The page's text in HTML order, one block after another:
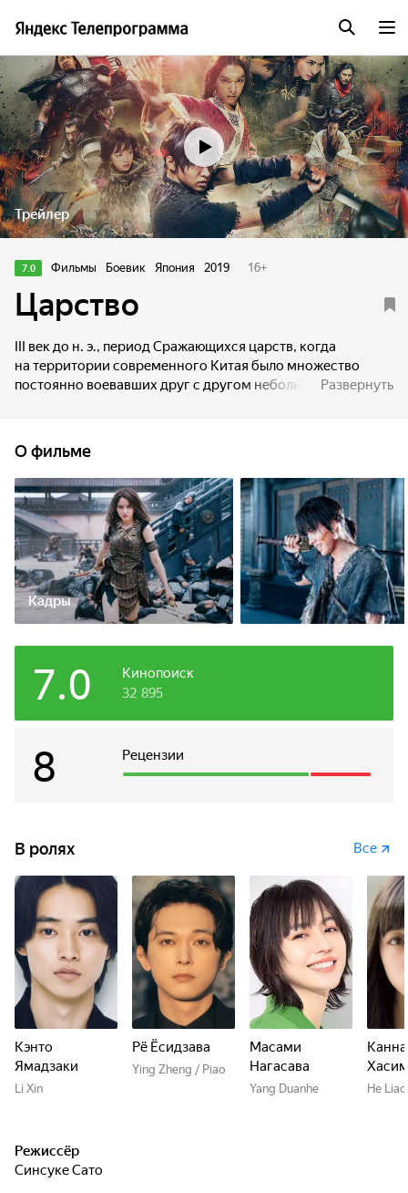
Трейлер
7.0 Фильмы Боевик Япония 2019 16+
Царство
III век до н. э., период Сражающихся царств, когда
на территории современного Китая было множество
постоянно воевавших друг с другом небольших
исполнить свою мечту стать великими генералами.
Но один из друзей оказывается поразительно похож
на правителя, и парня забирают во дворец в качестве
его двойника. Вскоре окровавленный Пяо приползёт
умирать к лачуге Синя, и тот, вне себя от ярости, тут же
отправится мстить убийцам друга.
Развернуть
О фильме
Кадры
Кинопоиск
7.0 32 895
Рецензии
8
В ролях Все
Кэнто
Ямадзаки
Li Xin
Рё Ёсидзава
Ying Zheng / Piao
Масами
Нагасава
Yang Duanhe
Канна
He
Режиссёр
Синсуке Сато